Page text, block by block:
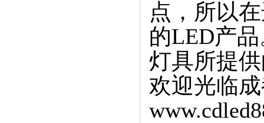
点，所以
的LED产
灯具所提
欢迎光临